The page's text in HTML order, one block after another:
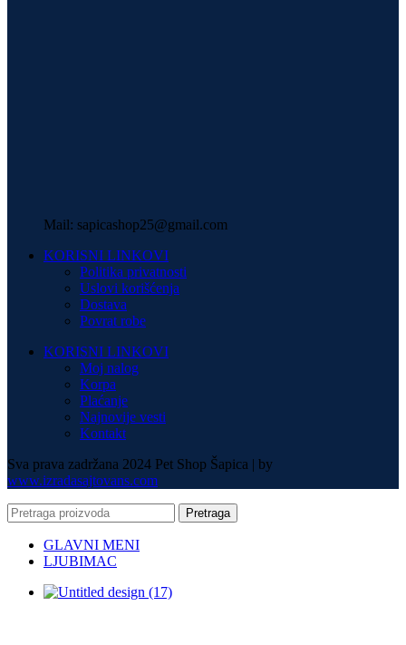
Mail: sapicashop25@gmail.com
KORISNI LINKOVI
Politika privatnosti
Uslovi korišćenja
Dostava
Povrat robe
KORISNI LINKOVI
Moj nalog
Korpa
Plaćanje
Najnovije vesti
Kontakt
Sva prava zadržana 2024 Pet Shop Šapica | by
www.izradasajtovans.com
Pretraga
GLAVNI MENI
LJUBIMAC